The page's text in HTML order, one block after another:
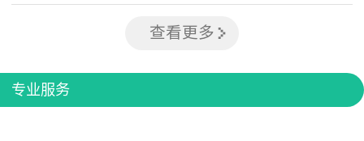
查看更多
专业服务